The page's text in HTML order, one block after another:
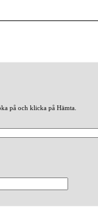
på och klicka på Hämta.